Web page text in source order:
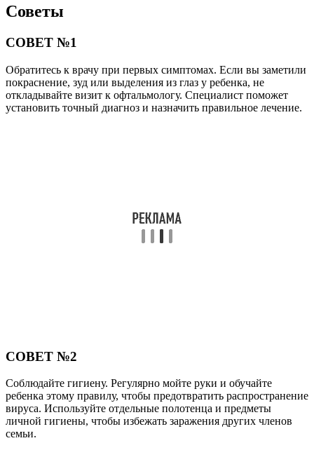
Советы
СОВЕТ №1
Обратитесь к врачу при первых симптомах. Если вы заметили
покраснение, зуд или выделения из глаз у ребенка, не
откладывайте визит к офтальмологу. Специалист поможет
установить точный диагноз и назначить правильное лечение.
СОВЕТ №2
Соблюдайте гигиену. Регулярно мойте руки и обучайте
ребенка этому правилу, чтобы предотвратить распространение
вируса. Используйте отдельные полотенца и предметы
личной гигиены, чтобы избежать заражения других членов
семьи.